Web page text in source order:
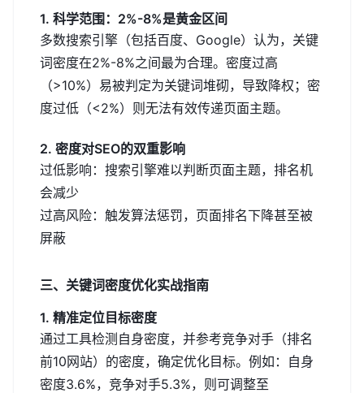
1. 科学范围：2%-8%是黄金区间
多数搜索引擎（包括百度、Google）认为，关键
词密度在2%-8%之间最为合理。密度过高
（>10%）易被判定为关键词堆砌，导致降权；密
度过低（<2%）则无法有效传递页面主题。
2. 密度对SEO的双重影响
过低影响：搜索引擎难以判断页面主题，排名机
会减少
过高风险：触发算法惩罚，页面排名下降甚至被
屏蔽
三、关键词密度优化实战指南
1. 精准定位目标密度
通过工具检测自身密度，并参考竞争对手（排名
前10网站）的密度，确定优化目标。例如：自身
密度3.6%，竞争对手5.3%，则可调整至